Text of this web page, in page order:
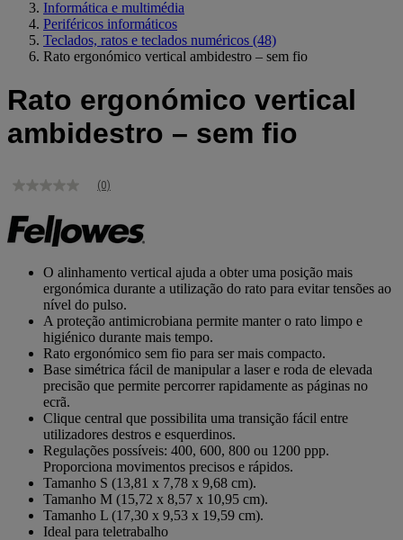
Informática e multimédia
Periféricos informáticos
Teclados, ratos e teclados numéricos (48)
Rato ergonómico vertical ambidestro – sem fio
Rato ergonómico vertical
ambidestro – sem fio
Sem
de
classificação
Link
mesma
página.
(0)
O alinhamento vertical ajuda a obter uma posição mais
ergonómica durante a utilização do rato para evitar tensões ao
nível do pulso.
A proteção antimicrobiana permite manter o rato limpo e
higiénico durante mais tempo.
Rato ergonómico sem fio para ser mais compacto.
Base simétrica fácil de manipular a laser e roda de elevada
precisão que permite percorrer rapidamente as páginas no
ecrã.
Clique central que possibilita uma transição fácil entre
utilizadores destros e esquerdinos.
Regulações possíveis: 400, 600, 800 ou 1200 ppp.
Proporciona movimentos precisos e rápidos.
Tamanho S (13,81 x 7,78 x 9,68 cm).
Tamanho M (15,72 x 8,57 x 10,95 cm).
Tamanho L (17,30 x 9,53 x 19,59 cm).
Ideal para teletrabalho